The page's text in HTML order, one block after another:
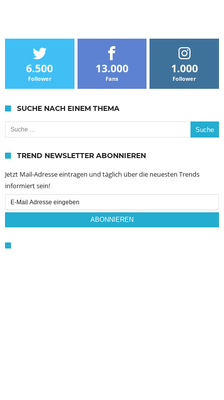
6.500
Follower
13.000
Fans
1.000
Follower
SUCHE NACH EINEM THEMA
Suche nach:
TREND NEWSLETTER ABONNIEREN
Jetzt Mail-Adresse eintragen und täglich über die neuesten Trends
informiert sein!
Email
Subscription
ABONNIEREN